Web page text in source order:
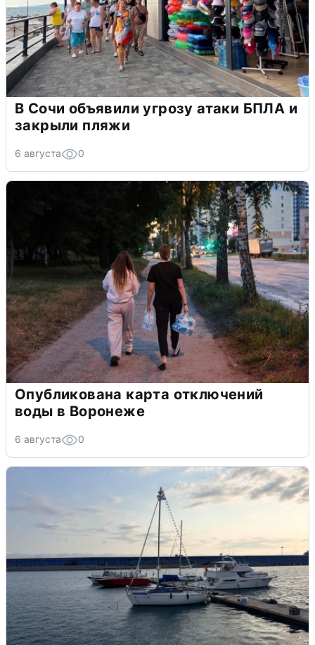
В Сочи объявили угрозу атаки БПЛА и
закрыли пляжи
6 августа 0
Опубликована карта отключений
воды в Воронеже
6 августа 0